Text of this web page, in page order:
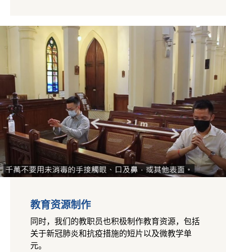
教育资源制作
同时，我们的教职员也积极制作教育资源，包括
关于新冠肺炎和抗疫措施的短片以及微教学单
元。